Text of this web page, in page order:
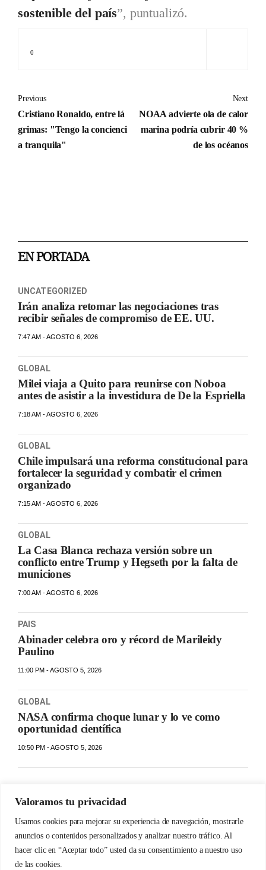
Valoramos tu privacidad
Usamos cookies para mejorar su experiencia de navegación, mostrarle
anuncios o contenidos personalizados y analizar nuestro tráfico. Al
hacer clic en “Aceptar todo” usted da su consentimiento a nuestro uso
de las cookies.
sostenible del país”, puntualizó.
0
Previous
Cristiano Ronaldo, entre lá
grimas: "Tengo la concienci
a tranquila"
Next
NOAA advierte ola de calor
marina podría cubrir 40 %
de los océanos
EN PORTADA
UNCATEGORIZED
Irán analiza retomar las negociaciones tras
recibir señales de compromiso de EE. UU.
7:47 AM - AGOSTO 6, 2026
GLOBAL
Milei viaja a Quito para reunirse con Noboa
antes de asistir a la investidura de De la Espriella
7:18 AM - AGOSTO 6, 2026
GLOBAL
Chile impulsará una reforma constitucional para
fortalecer la seguridad y combatir el crimen
organizado
7:15 AM - AGOSTO 6, 2026
GLOBAL
La Casa Blanca rechaza versión sobre un
conflicto entre Trump y Hegseth por la falta de
municiones
7:00 AM - AGOSTO 6, 2026
PAIS
Abinader celebra oro y récord de Marileidy
Paulino
11:00 PM - AGOSTO 5, 2026
GLOBAL
NASA confirma choque lunar y lo ve como
oportunidad científica
10:50 PM - AGOSTO 5, 2026